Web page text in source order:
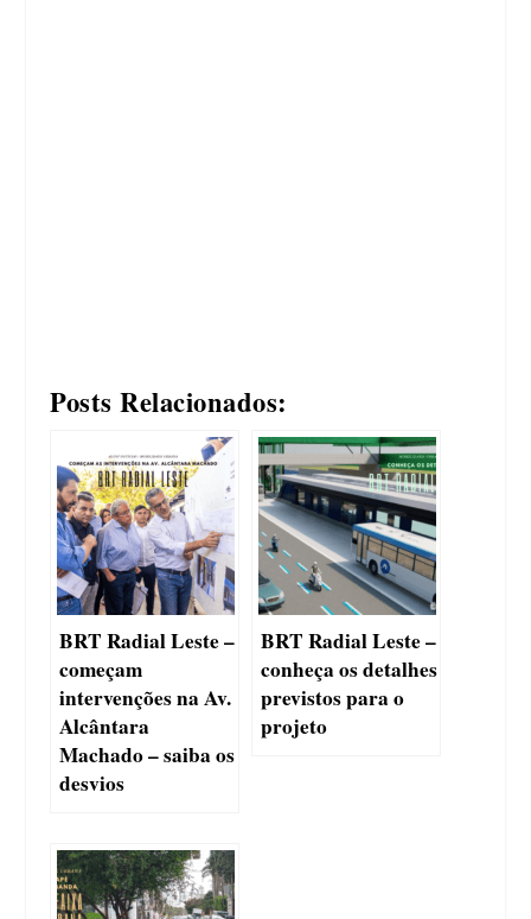
Posts Relacionados:
BRT Radial Leste –
começam
intervenções na Av.
Alcântara
Machado – saiba os
desvios
BRT Radial Leste –
conheça os detalhes
previstos para o
projeto